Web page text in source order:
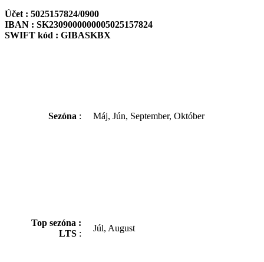
Účet : 5025157824/0900
IBAN : SK2309000000005025157824
SWIFT kód : GIBASKBX
Sezóna : Máj, Jún, September, Október
Top sezóna :
LTS :
Júl, August